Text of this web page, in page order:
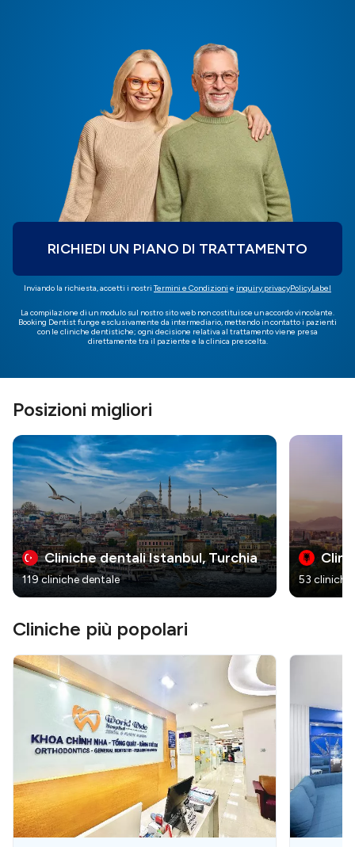
RICHIEDI UN PIANO DI TRATTAMENTO
Inviando la richiesta, accetti i nostri Termini e Condizioni e inquiry.privacyPolicyLabel
La compilazione di un modulo sul nostro sito web non costituisce un accordo vincolante.
Booking Dentist funge esclusivamente da intermediario, mettendo in contatto i pazienti
con le cliniche dentistiche; ogni decisione relativa al trattamento viene presa
direttamente tra il paziente e la clinica prescelta.
Posizioni migliori
Cliniche dentali Istanbul, Turchia
119 cliniche dentale 53 cliniche
Cliniche più popolari